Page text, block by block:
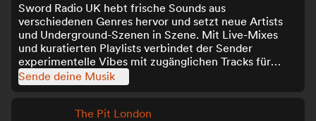
Sword Radio UK hebt frische Sounds aus
verschiedenen Genres hervor und setzt neue Artists
und Underground-Szenen in Szene. Mit Live-Mixes
und kuratierten Playlists verbindet der Sender
experimentelle Vibes mit zugänglichen Tracks für
einen markanten, eklektischen Sound.
Sende deine Musik
The Pit London